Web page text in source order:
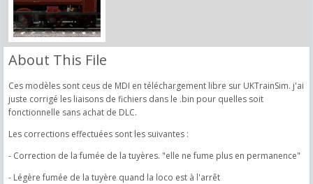
About This File
Ces modèles sont ceus de MDI en téléchargement libre sur UKTrainSim. j'ai
juste corrigé les liaisons de fichiers dans le .bin pour quelles soit
fonctionnelle sans achat de DLC.
Les corrections effectuées sont les suivantes :
- Correction de la fumée de la tuyères. "elle ne fume plus en permanence"
- Légère fumée de la tuyère quand la loco est à l'arrêt